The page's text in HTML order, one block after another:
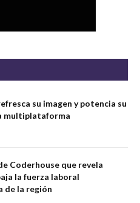
su imagen y potencia su
multiplataforma
Coderhouse que revela
la fuerza laboral
de la región